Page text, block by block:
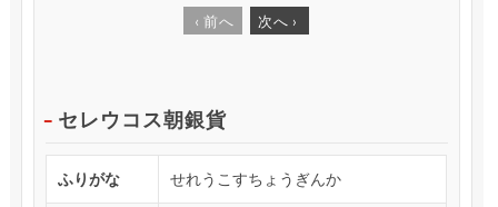
‹ 前へ 次へ ›
セレウコス朝銀貨
ふりがな せれうこすちょうぎんか